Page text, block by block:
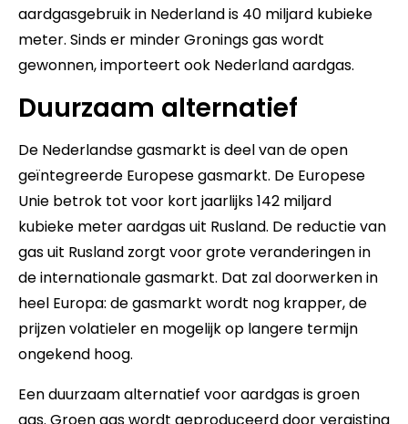
aardgasgebruik in Nederland is 40 miljard kubieke
meter. Sinds er minder Gronings gas wordt
gewonnen, importeert ook Nederland aardgas.
Duurzaam alternatief
De Nederlandse gasmarkt is deel van de open
geïntegreerde Europese gasmarkt. De Europese
Unie betrok tot voor kort jaarlijks 142 miljard
kubieke meter aardgas uit Rusland. De reductie van
gas uit Rusland zorgt voor grote veranderingen in
de internationale gasmarkt. Dat zal doorwerken in
heel Europa: de gasmarkt wordt nog krapper, de
prijzen volatieler en mogelijk op langere termijn
ongekend hoog.
Een duurzaam alternatief voor aardgas is groen